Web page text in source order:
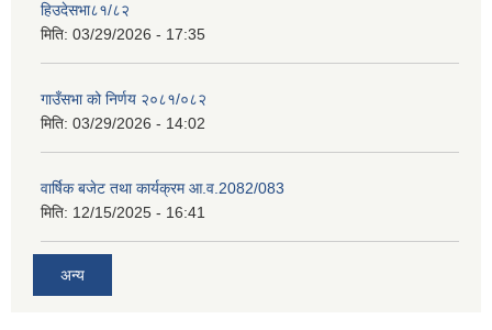
हिउदेसभा८१/८२
मिति: 03/29/2026 - 17:35
गाउँसभा को निर्णय २०८१/०८२
मिति: 03/29/2026 - 14:02
वार्षिक बजेट तथा कार्यक्रम आ.व.2082/083
मिति: 12/15/2025 - 16:41
अन्य